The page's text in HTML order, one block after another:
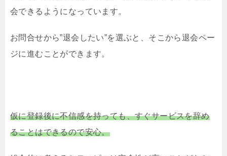
会できるようになっています。
お問合せから”退会したい”を選ぶと、そこから退会ペー
ジに進むことができます。
仮に登録後に不信感を持っても、すぐサービスを辞め
ることはできるので安心。